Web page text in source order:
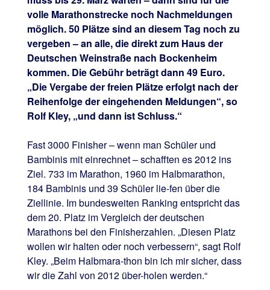
volle Marathonstrecke noch Nachmeldungen
möglich. 50 Plätze sind an diesem Tag noch zu
vergeben – an alle, die direkt zum Haus der
Deutschen Weinstraße nach Bockenheim
kommen. Die Gebühr beträgt dann 49 Euro.
„Die Vergabe der freien Plätze erfolgt nach der
Reihenfolge der eingehenden Meldungen“, so
Rolf Kley, „und dann ist Schluss.“
Fast 3000 Finisher – wenn man Schüler und
Bambinis mit einrechnet – schafften es 2012 ins
Ziel. 733 im Marathon, 1960 im Halbmarathon,
184 Bambinis und 39 Schüler lie-fen über die
Ziellinie. Im bundesweiten Ranking entspricht das
dem 20. Platz im Vergleich der deutschen
Marathons bei den Finisherzahlen. „Diesen Platz
wollen wir halten oder noch verbessern“, sagt Rolf
Kley. „Beim Halbmara-thon bin ich mir sicher, dass
wir die Zahl von 2012 über-holen werden.“